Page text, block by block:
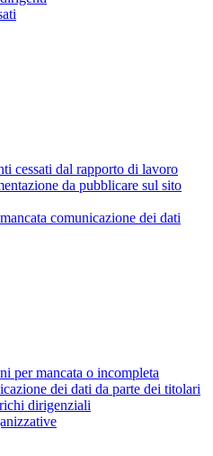
cessati dal rapporto di lavoro
da pubblicare sul sito
comunicazione dei dati
per mancata o incompleta
dei dati da parte dei titolari
dirigenziali